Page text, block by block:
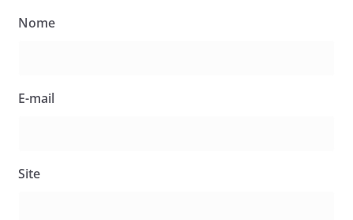
Nome
E-mail
Site